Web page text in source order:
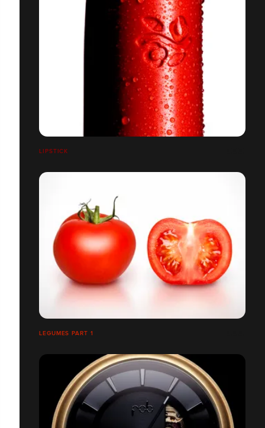
LIPSTICK
LEGUMES PART 1